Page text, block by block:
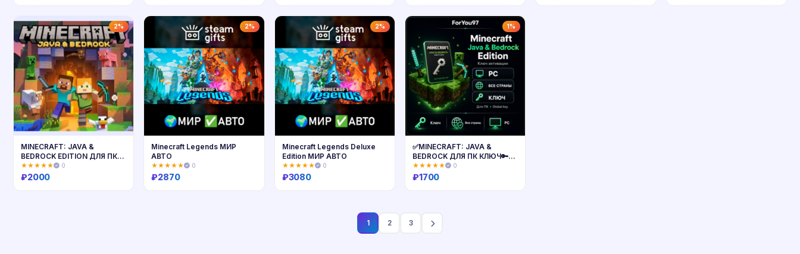
Купить Купить Купить Купить
2%
MINECRAFT: JAVA &
BEDROCK EDITION ДЛЯ ПК🔑
КЛЮЧ
★★★★★ 0
₽2000
2%
Minecraft Legends МИР
АВТО
★★★★★ 0
₽2870
2%
Minecraft Legends Deluxe
Edition МИР АВТО
★★★★★ 0
₽3080
1%
✅MINECRAFT: JAVA &
BEDROCK ДЛЯ ПК КЛЮЧ🔑
ВСЕ СТРАНЫ✅🎁
★★★★★ 0
₽1700
1 2 3